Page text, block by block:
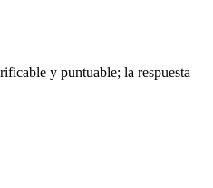
y puntuable; la respuesta